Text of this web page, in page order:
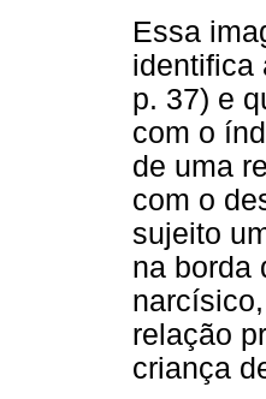
Essa
identifica
p. 37) e
com o
de uma
com o
sujeito
na borda
relação
criança